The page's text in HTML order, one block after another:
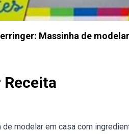
Massinha de
Receita
modelar em casa com